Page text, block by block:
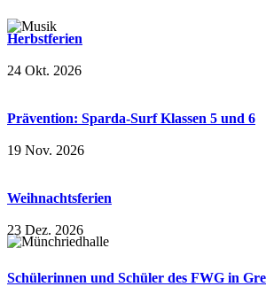
Herbstferien
24 Okt. 2026
Prävention: Sparda-Surf Klassen 5 und 6
19 Nov. 2026
Weihnachtsferien
23 Dez. 2026
Schülerinnen und Schüler des FWG in